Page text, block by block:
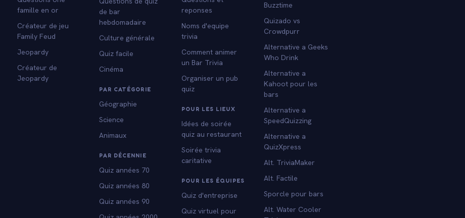
famille en or
Créateur de jeu
Family Feud
Jeopardy
Créateur de
Jeopardy
de bar
hebdomadaire
Culture générale
Quiz facile
Cinéma
PAR CATÉGORIE
Géographie
Science
Animaux
PAR DÉCENNIE
Quiz années 70
Quiz années 80
Quiz années 90
reponses
Noms d'equipe
trivia
Comment animer
un Bar Trivia
Organiser un pub
quiz
POUR LES LIEUX
Idées de soirée
quiz au restaurant
Soirée trivia
caritative
POUR LES ÉQUIPES
Quiz d'entreprise
Quiz virtuel pour
Buzztime
Quizado vs
Crowdpurr
Alternative a Geeks
Who Drink
Alternative a
Kahoot pour les
bars
Alternative a
SpeedQuizzing
Alternative a
QuizXpress
Alt. TriviaMaker
Alt. Factile
Sporcle pour bars
Alt. Water Cooler